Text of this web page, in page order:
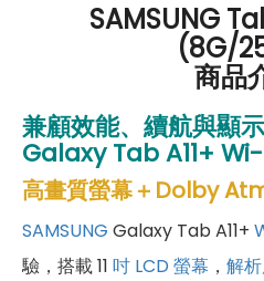
SAMSUNG
(8G/
商品
兼顧效能、續航與顯
Galaxy Tab A11+
高畫質螢幕＋Dolby
SAMSUNG Galaxy Tab A11+
驗，搭載 11 吋 LCD 螢幕 ， 解